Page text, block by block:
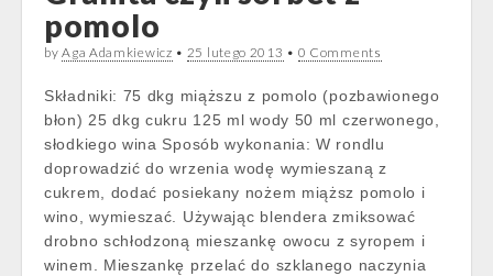
pomolo
byAga Adamkiewicz • 25 lutego 2013 • 0 Comments
Składniki: 75 dkg miąższu z pomolo (pozbawionego
błon) 25 dkg cukru 125 ml wody 50 ml czerwonego,
słodkiego wina Sposób wykonania: W rondlu
doprowadzić do wrzenia wodę wymieszaną z
cukrem, dodać posiekany nożem miąższ pomolo i
wino, wymieszać. Używając blendera zmiksować
drobno schłodzoną mieszankę owocu z syropem i
winem. Mieszankę przelać do szklanego naczynia